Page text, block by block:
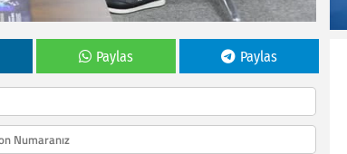
Paylas Paylas